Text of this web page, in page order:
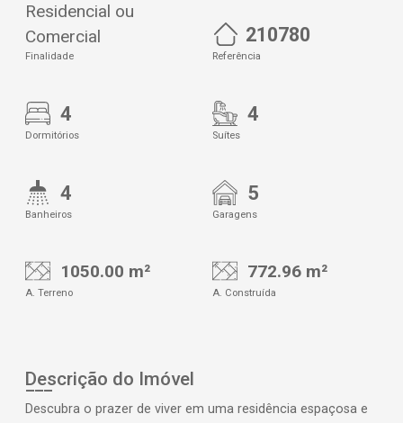
Residencial ou
Comercial
Finalidade
210780
Referência
4
Dormitórios
4
Suítes
4
Banheiros
5
Garagens
1050.00 m²
A. Terreno
772.96 m²
A. Construída
Descrição do Imóvel
Descubra o prazer de viver em uma residência espaçosa e